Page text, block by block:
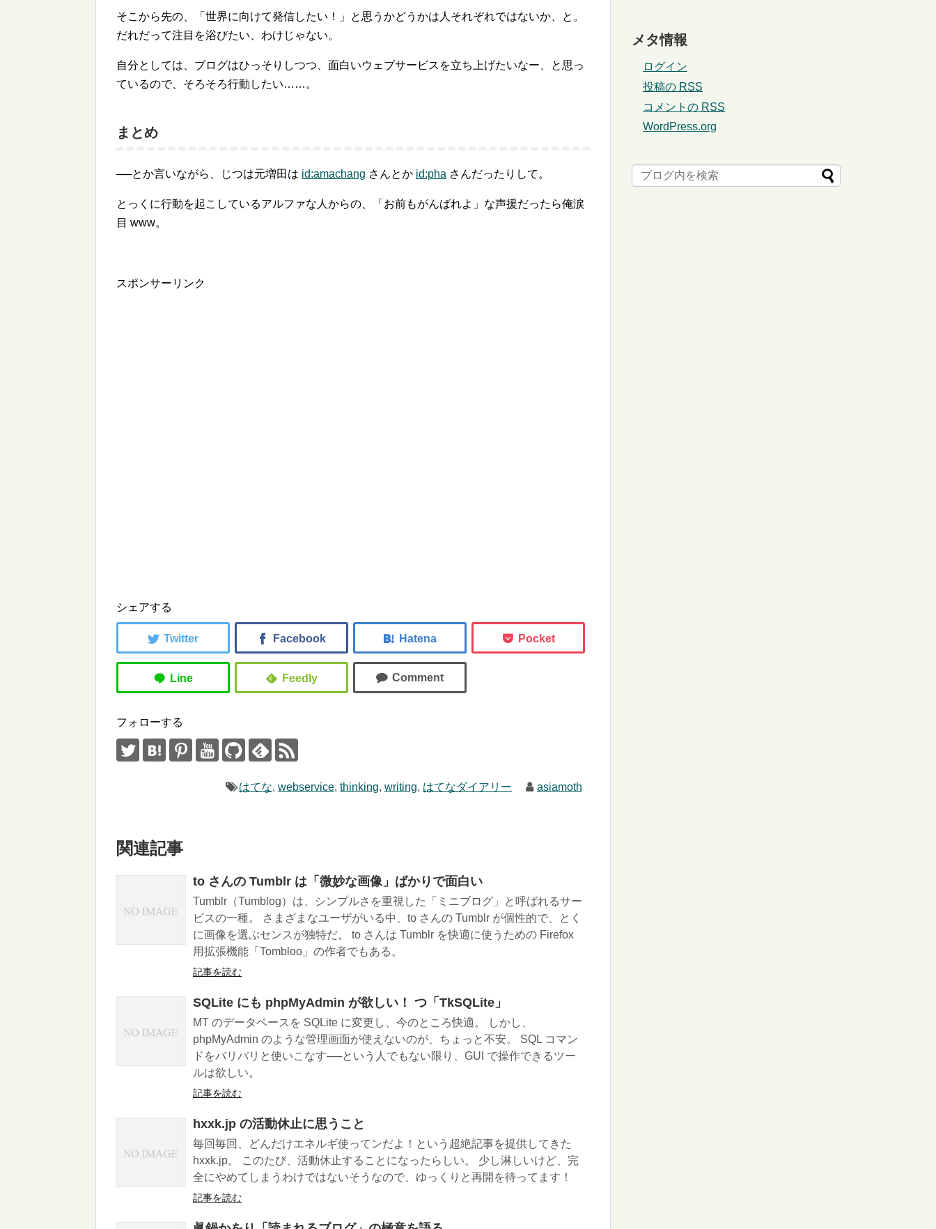
そこから先の、「世界に向けて発信したい！」と思うかどうかは人それぞれではないか、と。
だれだって注目を浴びたい、わけじゃない。
自分としては、ブログはひっそりしつつ、面白いウェブサービスを立ち上げたいなー、と思っ
ているので、そろそろ行動したい……。
まとめ
──とか言いながら、じつは元増田は id:amachang さんとか id:pha さんだったりして。
とっくに行動を起こしているアルファな人からの、「お前もがんばれよ」な声援だったら俺涙
目 www。
スポンサーリンク
シェアする
フォローする
はてな,webservice,thinking,writing, はてなダイアリー asiamoth
関連記事
to さんの Tumblr は「微妙な画像」ばかりで面白い
Tumblr（Tumblog）は、シンプルさを重視した「ミニブログ」と呼ばれるサー
ビスの一種。 さまざまなユーザがいる中、to さんの Tumblr が個性的で、とく
に画像を選ぶセンスが独特だ。 to さんは Tumblr を快適に使うための Firefox
用拡張機能「Tombloo」の作者でもある。
記事を読む
SQLite にも phpMyAdmin が欲しい！ つ「TkSQLite」
MT のデータベースを SQLite に変更し、今のところ快適。 しかし、
phpMyAdmin のような管理画面が使えないのが、ちょっと不安。 SQL コマン
ドをバリバリと使いこなす──という人でもない限り、GUI で操作できるツー
ルは欲しい。
記事を読む
hxxk.jp の活動休止に思うこと
毎回毎回、どんだけエネルギ使ってンだよ！という超絶記事を提供してきた
hxxk.jp。 このたび、活動休止することになったらしい。 少し淋しいけど、完
全にやめてしまうわけではないそうなので、ゆっくりと再開を待ってます！
記事を読む
メタ情報
ログイン
投稿の RSS
コメントの RSS
WordPress.org